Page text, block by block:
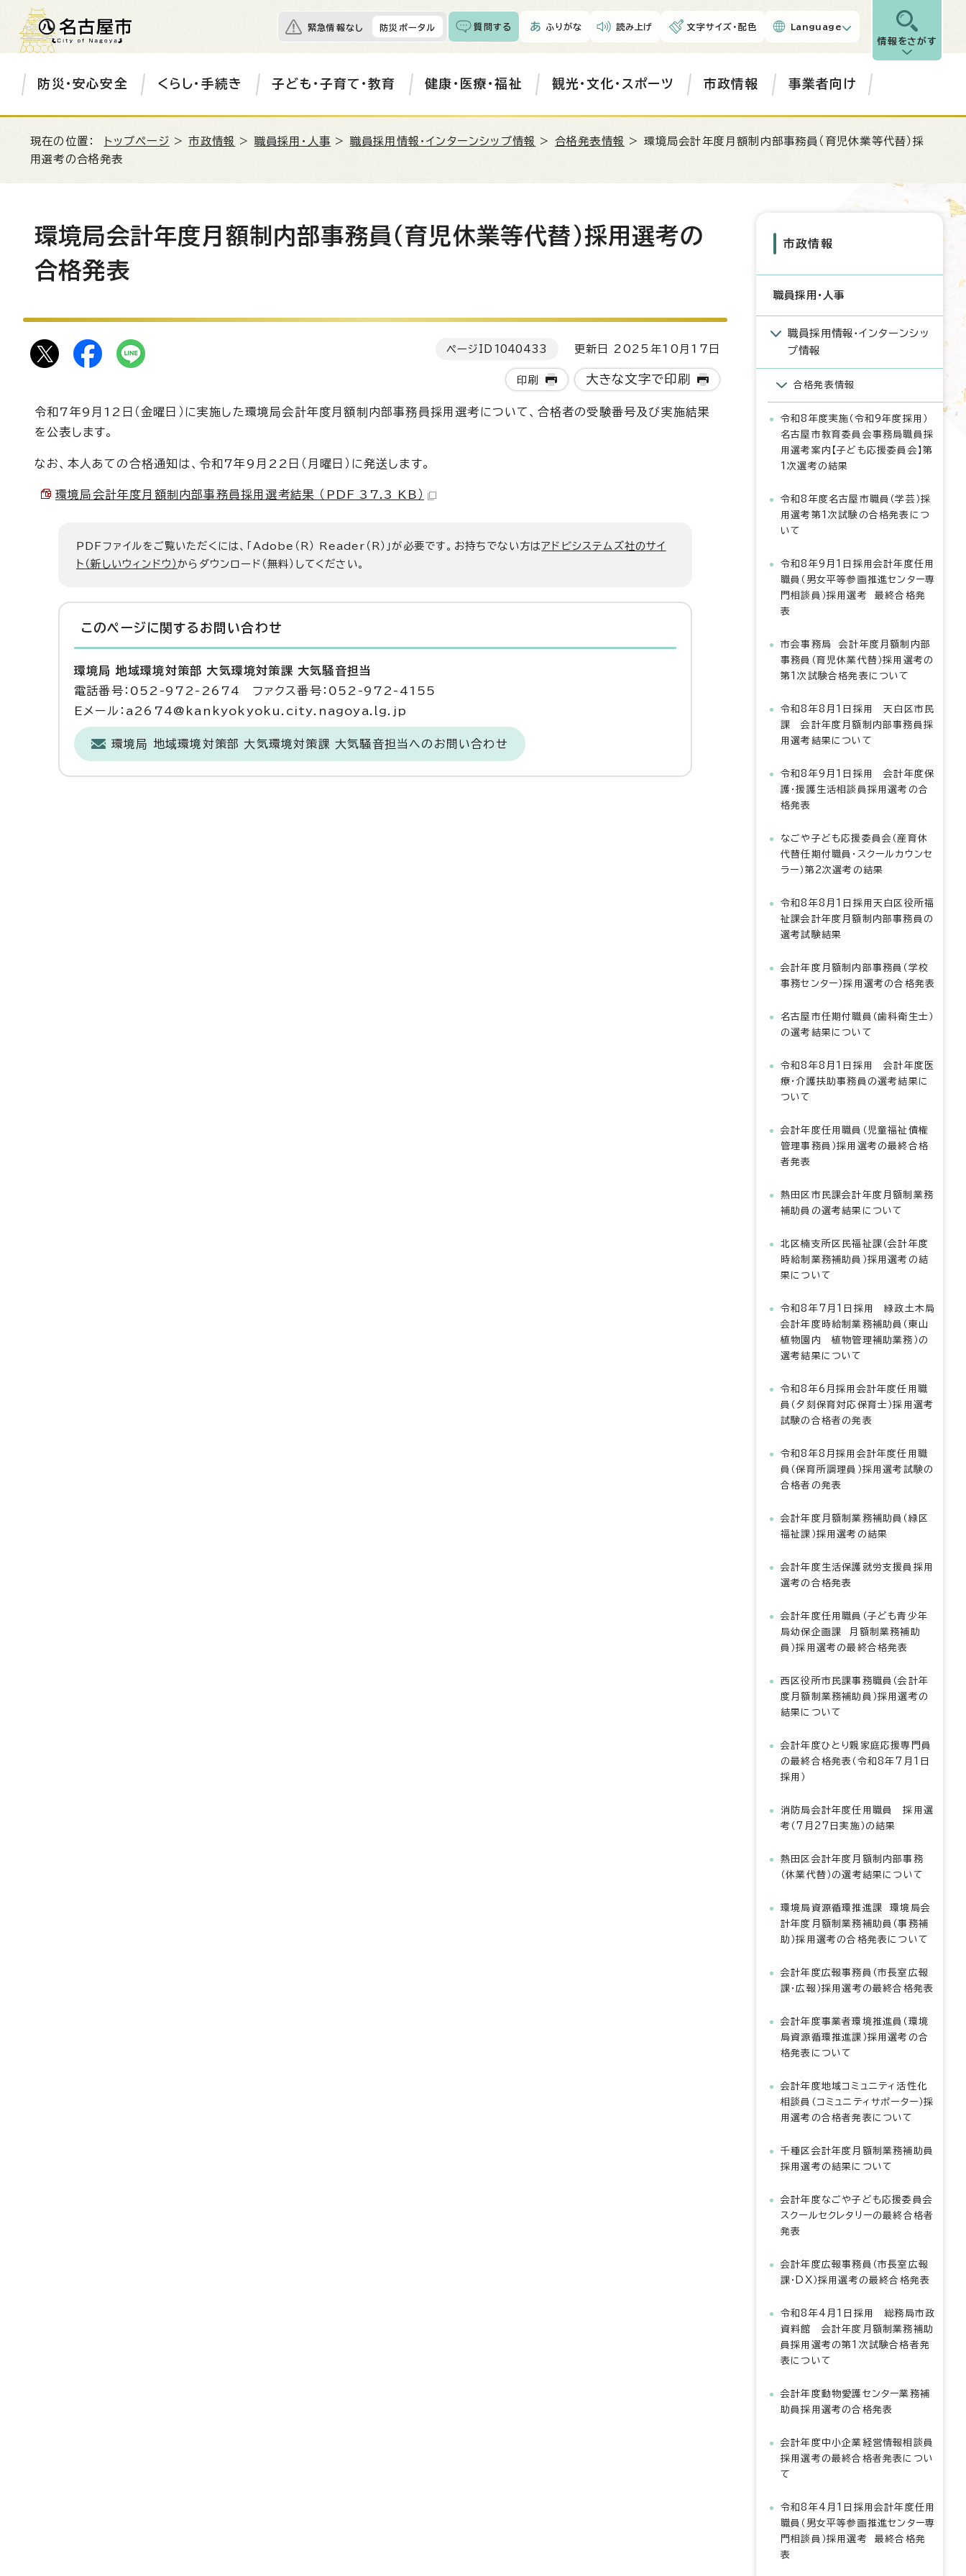
緊急情報なし 防災ポータル 質問する ふりがな 読み上げ 文字サイズ・配色 Language
情報をさがす
防災・安心安全 くらし・手続き 子ども・子育て・教育 健康・医療・福祉 観光・文化・スポーツ 市政情報 事業者向け
現在の位置： トップページ >市政情報 > 職員採用・人事 > 職員採用情報・インターンシップ情報 > 合格発表情報 > 環境局会計年度月額制内部事務員（育児休業等代替）採
用選考の合格発表
環境局会計年度月額制内部事務員（育児休業等代替）採用選考の
合格発表
ページID 1040433 更新日 2025年10月17日
印刷 大きな文字で印刷
令和7年9月12日（金曜日）に実施した環境局会計年度月額制内部事務員採用選考について、合格者の受験番号及び実施結果
を公表します。
なお、本人あての合格通知は、令和7年9月22日（月曜日）に発送します。
環境局会計年度月額制内部事務員採用選考結果 （PDF 37.3 KB）
PDFファイルをご覧いただくには、「Adobe（R） Reader（R）」が必要です。お持ちでない方はアドビシステムズ社のサイ
ト（新しいウィンドウ）からダウンロード（無料）してください。
このページに関する お問い合わせ
環境局 地域環境対策部 大気環境対策課 大気騒音担当
電話番号：052-972-2674 ファクス番号：052-972-4155
Eメール：a2674@kankyokyoku.city.nagoya.lg.jp
環境局 地域環境対策部 大気環境対策課 大気騒音担当へのお問い合わせ
市政情報
職員採用・人事
職員採用情報・インターンシッ
プ情報
合格発表情報
令和8年度実施（令和9年度採用）
名古屋市教育委員会事務局職員採
用選考案内【子ども応援委員会】第
1次選考の結果
令和8年度名古屋市職員（学芸）採
用選考第1次試験の合格発表につ
いて
令和8年9月1日採用会計年度任用
職員（男女平等参画推進センター専
門相談員）採用選考 最終合格発
表
市会事務局 会計年度月額制内部
事務員（育児休業代替）採用選考の
第1次試験合格発表について
令和8年8月1日採用 天白区市民
課 会計年度月額制内部事務員採
用選考結果について
令和8年9月1日採用 会計年度保
護・援護生活相談員採用選考の合
格発表
なごや子ども応援委員会（産育休
代替任期付職員・スクールカウンセ
ラー）第2次選考の結果
令和8年8月1日採用天白区役所福
祉課会計年度月額制内部事務員の
選考試験結果
会計年度月額制内部事務員（学校
事務センター）採用選考の合格発表
名古屋市任期付職員（歯科衛生士）
の選考結果について
令和8年8月1日採用 会計年度医
療・介護扶助事務員の選考結果に
ついて
会計年度任用職員（児童福祉債権
管理事務員）採用選考の最終合格
者発表
熱田区市民課会計年度月額制業務
補助員の選考結果について
北区楠支所区民福祉課（会計年度
時給制業務補助員）採用選考の結
果について
令和8年7月1日採用 緑政土木局
会計年度時給制業務補助員（東山
植物園内 植物管理補助業務）の
選考結果について
令和8年6月採用会計年度任用職
員（夕刻保育対応保育士）採用選考
試験の合格者の発表
令和8年8月採用会計年度任用職
員（保育所調理員）採用選考試験の
合格者の発表
会計年度月額制業務補助員（緑区
福祉課）採用選考の結果
会計年度生活保護就労支援員採用
選考の合格発表
会計年度任用職員（子ども青少年
局幼保企画課 月額制業務補助
員）採用選考の最終合格発表
西区役所市民課事務職員（会計年
度月額制業務補助員）採用選考の
結果について
会計年度ひとり親家庭応援専門員
の最終合格発表（令和8年7月1日
採用）
消防局会計年度任用職員 採用選
考（7月27日実施）の結果
熱田区会計年度月額制内部事務
（休業代替）の選考結果について
環境局資源循環推進課 環境局会
計年度月額制業務補助員（事務補
助）採用選考の合格発表について
会計年度広報事務員（市長室広報
課・広報）採用選考の最終合格発表
会計年度事業者環境推進員（環境
局資源循環推進課）採用選考の合
格発表について
会計年度地域コミュニティ活性化
相談員（コミュニティサポーター）採
用選考の合格者発表について
千種区会計年度月額制業務補助員
採用選考の結果について
会計年度なごや子ども応援委員会
スクールセクレタリーの最終合格者
発表
会計年度広報事務員（市長室広報
課・DX）採用選考の最終合格発表
令和8年4月1日採用 総務局市政
資料館 会計年度月額制業務補助
員採用選考の第1次試験合格者発
表について
会計年度動物愛護センター業務補
助員採用選考の合格発表
会計年度中小企業経営情報相談員
採用選考の最終合格者発表につい
て
令和8年4月1日採用会計年度任用
職員（男女平等参画推進センター専
門相談員）採用選考 最終合格発
表